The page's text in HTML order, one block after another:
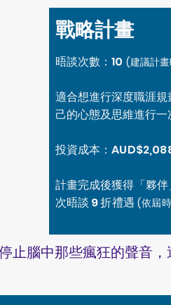
戰略計畫
晤談次數：10 (建議計
適合想進行深度職涯
己的心態及思維進行
投資成本：
計畫完成後獲得「夥
次晤談 9 折禮遇 (依屆
止腦中那些瘋狂的聲音